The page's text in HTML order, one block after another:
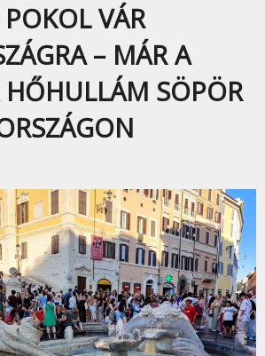
VÁR
– MÁR A
HŐHULLÁM SÖPÖR